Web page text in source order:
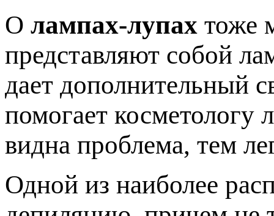
О лампах-лупах тоже
представляют собой
дает дополнительный
помогает косметологу
видна проблема, тем
Одной из наиболее